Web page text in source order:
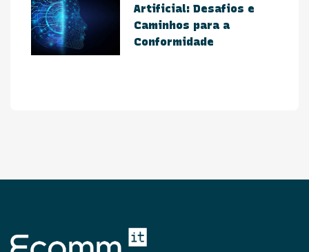
Artificial: Desafios e
Caminhos para a
Conformidade​